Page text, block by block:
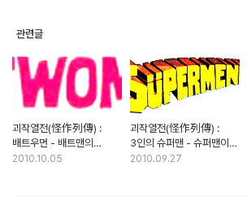
관련글
괴작열전(怪作列傳) :
배트우먼 - 배트맨의
후광을 이용한 표절
2010.10.05
괴작열전(怪作列傳) :
3인의 슈퍼맨 - 슈퍼맨이
잉태한 B급 서브컬처
2010.09.27